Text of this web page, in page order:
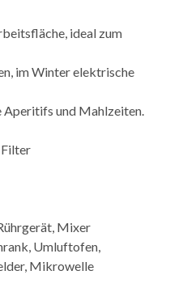
ideal zum
im Winter elektrische
und Mahlzeiten.
Filter
Mixer
Umluftofen,
Mikrowelle